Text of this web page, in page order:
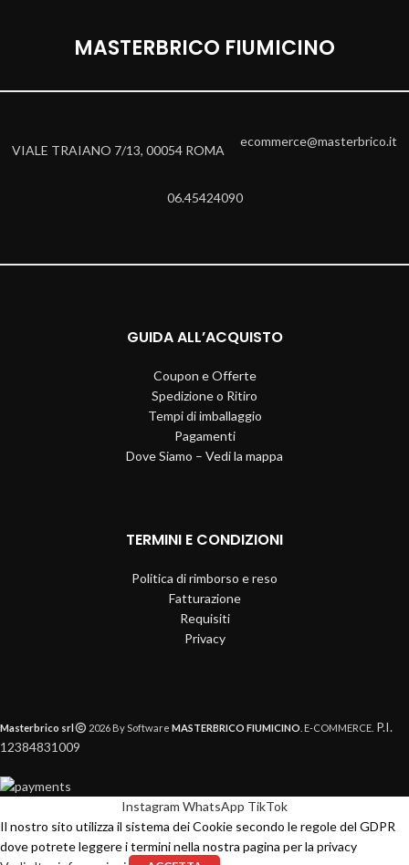
MASTERBRICO FIUMICINO
VIALE TRAIANO 7/13, 00054 ROMA
ecommerce@masterbrico.it
06.45424090
GUIDA ALL’ACQUISTO
Coupon e Offerte
Spedizione o Ritiro
Tempi di imballaggio
Pagamenti
Dove Siamo – Vedi la mappa
TERMINI E CONDIZIONI
Politica di rimborso e reso
Fatturazione
Requisiti
Privacy
Masterbrico srl 2026 By Software MASTERBRICO FIUMICINO . E-COMMERCE. P.I.
12384831009
Instagram WhatsApp TikTok
Il nostro sito utilizza il sistema dei Cookie secondo le regole del GDPR
dove potrete leggere i termini nella nostra pagina per la privacy